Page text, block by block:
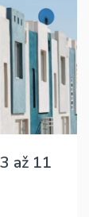
až 11